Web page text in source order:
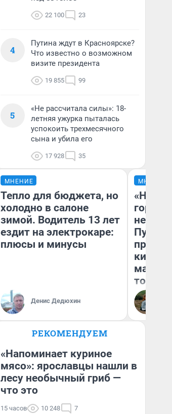
22 100 23
4
Путина ждут в Красноярске?
Что известно о возможном
визите президента
19 855 99
5
«Не рассчитала силы»: 18-
летняя ужурка пыталась
успокоить трехмесячного
сына и убила его
17 928 35
МНЕНИЕ
Тепло для бюджета, но
холодно в салоне
зимой. Водитель 13 лет
ездит на электрокаре:
плюсы и минусы
Денис Дедюхин
МНЕНИЕ
«Нет
того
РЕКОМЕНДУЕМ
«Напоминает куриное
мясо»: ярославцы нашли в
лесу необычный гриб —
что это
15 часов 10 248 7